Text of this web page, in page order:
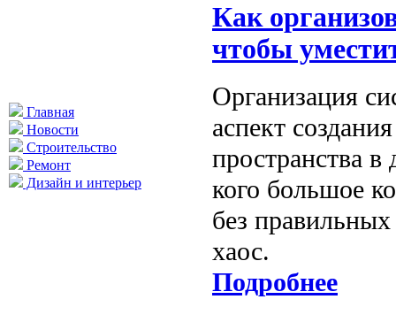
Главная
Новости
Строительство
Ремонт
Дизайн и интерьер
Как
чтобы
Организация
аспект
пространства
кого большое
без
хаос.
Подробнее